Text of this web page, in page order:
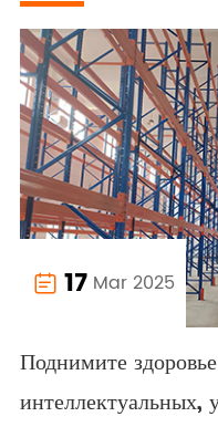
 17 Mar 2025
Поднимите